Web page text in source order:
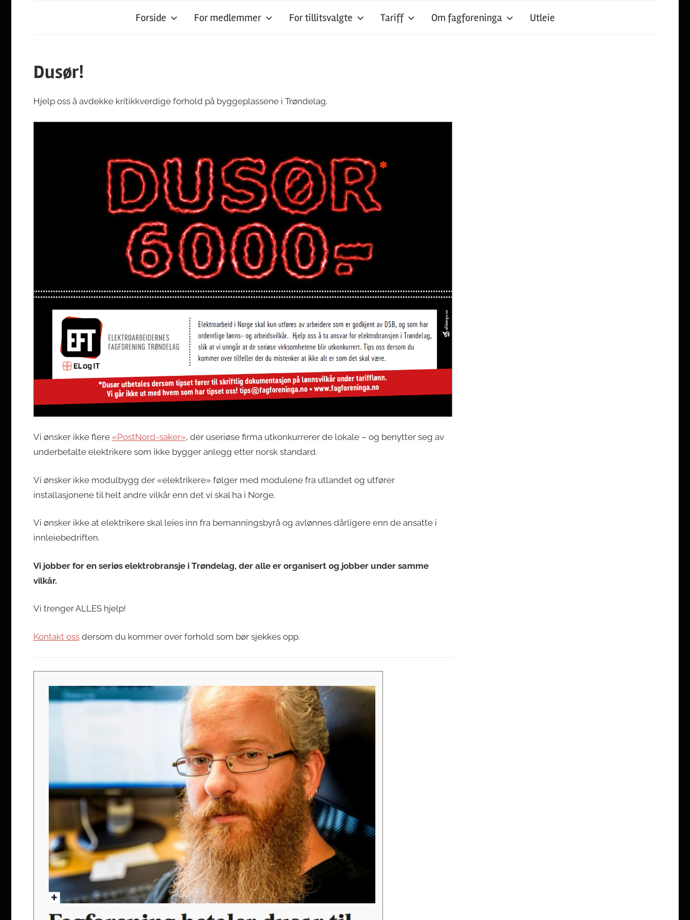
Forside For medlemmer For tillitsvalgte Tariff Om fagforeninga Utleie
Dusør!
Hjelp oss å avdekke kritikkverdige forhold på byggeplassene i Trøndelag.
Vi ønsker ikke flere «PostNord-saker», der useriøse firma utkonkurrerer de lokale – og benytter seg av
underbetalte elektrikere som ikke bygger anlegg etter norsk standard.
Vi ønsker ikke modulbygg der «elektrikere» følger med modulene fra utlandet og utfører
installasjonene til helt andre vilkår enn det vi skal ha i Norge.
Vi ønsker ikke at elektrikere skal leies inn fra bemanningsbyrå og avlønnes dårligere enn de ansatte i
innleiebedriften.
Vi jobber for en seriøs elektrobransje i Trøndelag, der alle er organisert og jobber under samme
vilkår.
Vi trenger ALLES hjelp!
Kontakt ossdersom du kommer over forhold som bør sjekkes opp.